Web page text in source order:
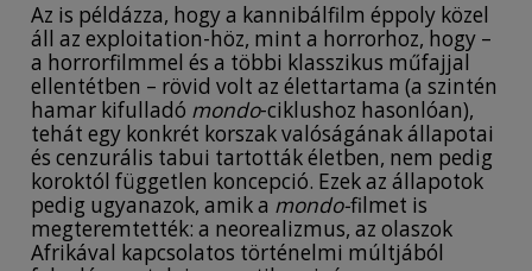
Az is példázza, hogy a kannibálfilm éppoly közel
áll az exploitation-höz, mint a horrorhoz, hogy –
a horrorfilmmel és a többi klasszikus műfajjal
ellentétben – rövid volt az élettartama (a szintén
hamar kifulladó mondo-ciklushoz hasonlóan),
tehát egy konkrét korszak valóságának állapotai
és cenzurális tabui tartották életben, nem pedig
koroktól független koncepció. Ezek az állapotok
pedig ugyanazok, amik a mondo-filmet is
megteremtették: a neorealizmus, az olaszok
Afrikával kapcsolatos történelmi múltjából